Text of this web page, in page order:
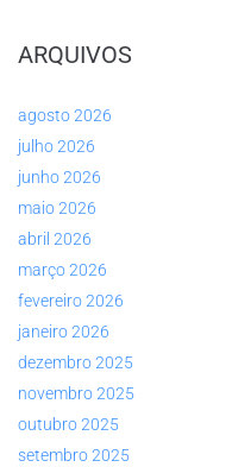
ARQUIVOS
agosto 2026
julho 2026
junho 2026
maio 2026
abril 2026
março 2026
fevereiro 2026
janeiro 2026
dezembro 2025
novembro 2025
outubro 2025
setembro 2025